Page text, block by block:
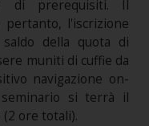
di prerequisiti. Il
l'iscrizione
della quota di
muniti di cuffie da
navigazione on-
si terrà il
(2 ore totali).